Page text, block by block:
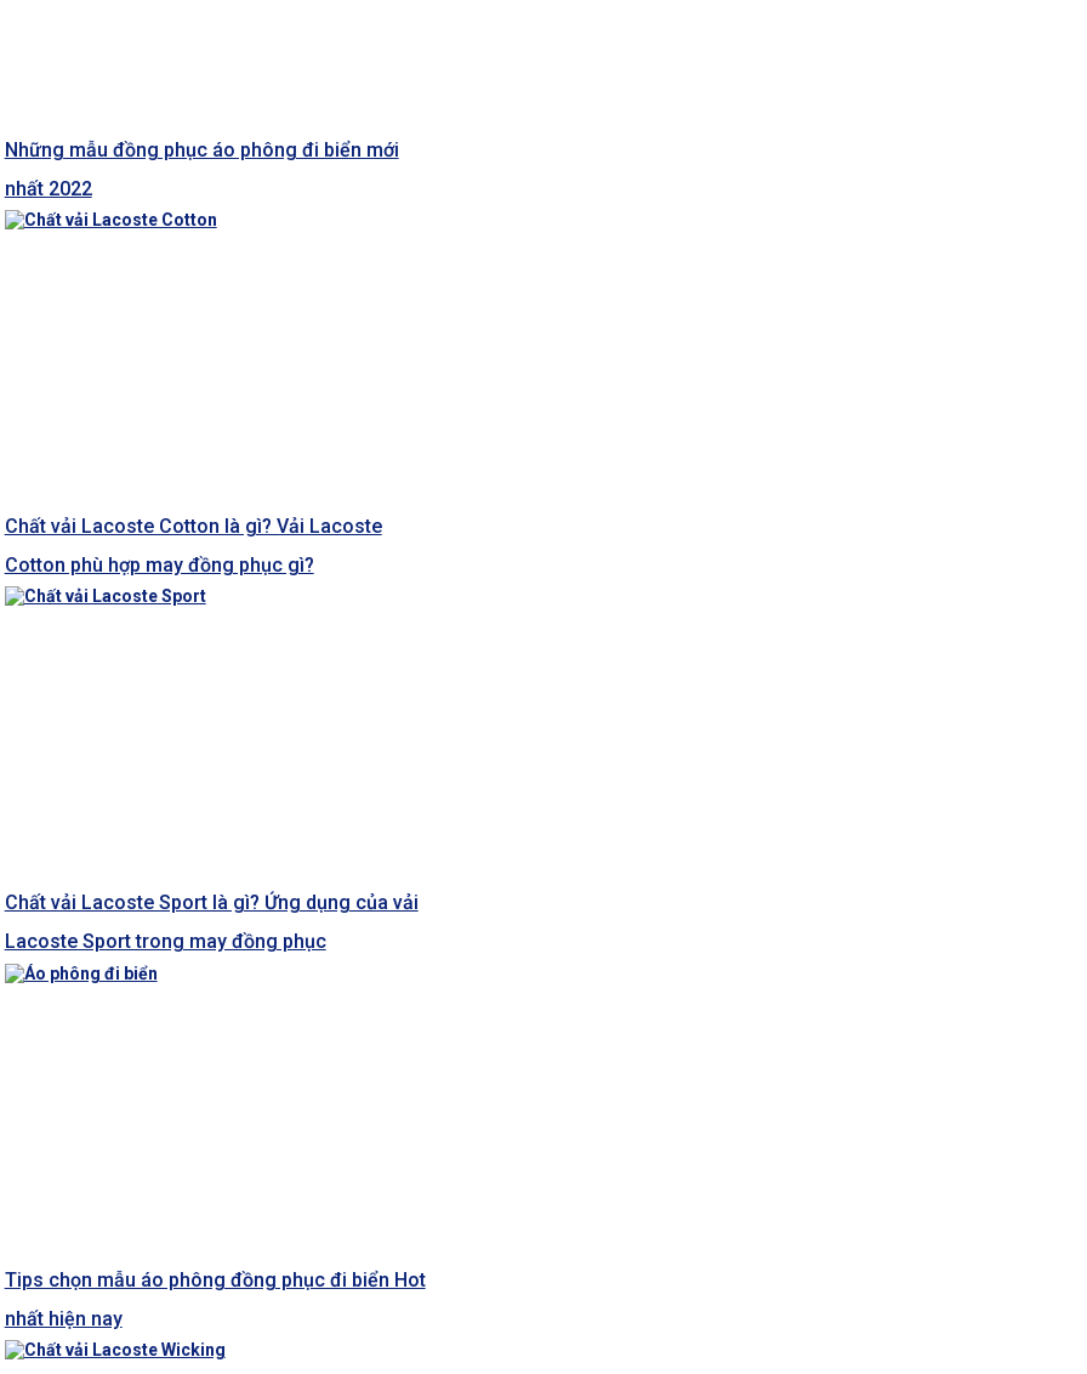
Những mẫu đồng phục áo phông đi biển mới
nhất 2022
Chất vải Lacoste Cotton là gì? Vải Lacoste
Cotton phù hợp may đồng phục gì?
Chất vải Lacoste Sport là gì? Ứng dụng của vải
Lacoste Sport trong may đồng phục
Tips chọn mẫu áo phông đồng phục đi biển Hot
nhất hiện nay